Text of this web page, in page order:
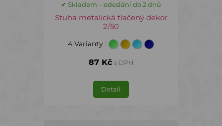
✔ Skladem – odeslání do 2 dnů
Stuha metalická tlačený dekor
2/50
4 Varianty :
87 Kč s DPH
Detail